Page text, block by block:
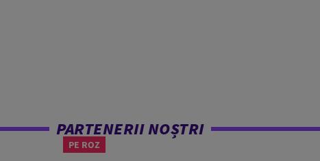
PARTENERII NOȘTRI
PE ROZ